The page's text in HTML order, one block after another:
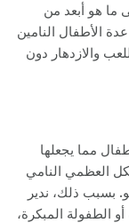
ما هو أبعد من
الأطفال النامين
والازدهار دون
مما يجعلها
العظمي النامي
بسبب ذلك، ندير
الطفولة المبكرة،